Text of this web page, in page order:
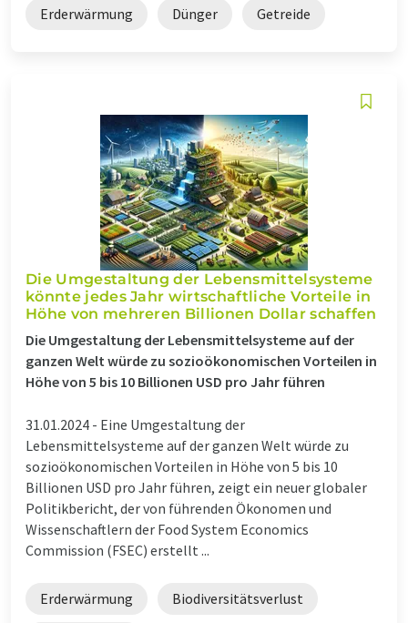
Erderwärmung Dünger Getreide
Die Umgestaltung der Lebensmittelsysteme
könnte jedes Jahr wirtschaftliche Vorteile in
Höhe von mehreren Billionen Dollar schaffen
Die Umgestaltung der Lebensmittelsysteme auf der
ganzen Welt würde zu sozioökonomischen Vorteilen in
Höhe von 5 bis 10 Billionen USD pro Jahr führen
31.01.2024 - Eine Umgestaltung der
Lebensmittelsysteme auf der ganzen Welt würde zu
sozioökonomischen Vorteilen in Höhe von 5 bis 10
Billionen USD pro Jahr führen, zeigt ein neuer globaler
Politikbericht, der von führenden Ökonomen und
Wissenschaftlern der Food System Economics
Commission (FSEC) erstellt ...
Erderwärmung Biodiversitätsverlust